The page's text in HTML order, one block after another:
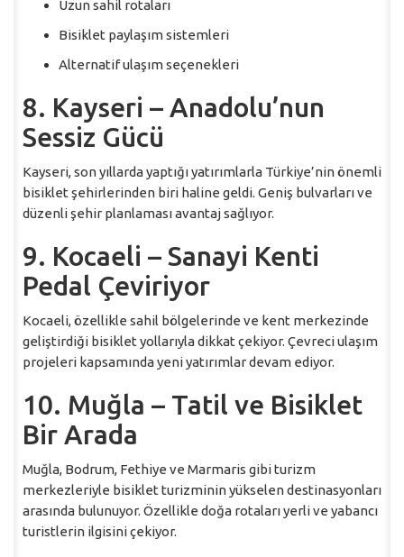
Uzun sahil rotaları
Bisiklet paylaşım sistemleri
Alternatif ulaşım seçenekleri
8. Kayseri – Anadolu’nun
Sessiz Gücü
Kayseri, son yıllarda yaptığı yatırımlarla Türkiye’nin önemli
bisiklet şehirlerinden biri haline geldi. Geniş bulvarları ve
düzenli şehir planlaması avantaj sağlıyor.
9. Kocaeli – Sanayi Kenti
Pedal Çeviriyor
Kocaeli, özellikle sahil bölgelerinde ve kent merkezinde
geliştirdiği bisiklet yollarıyla dikkat çekiyor. Çevreci ulaşım
projeleri kapsamında yeni yatırımlar devam ediyor.
10. Muğla – Tatil ve Bisiklet
Bir Arada
Muğla, Bodrum, Fethiye ve Marmaris gibi turizm
merkezleriyle bisiklet turizminin yükselen destinasyonları
arasında bulunuyor. Özellikle doğa rotaları yerli ve yabancı
turistlerin ilgisini çekiyor.